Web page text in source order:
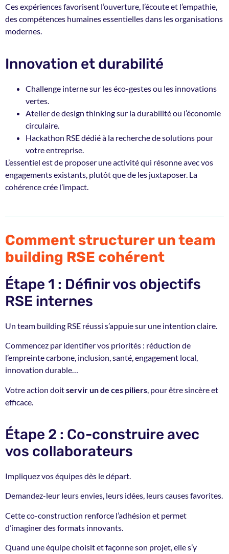
Ces expériences favorisent l’ouverture, l’écoute et l’empathie,
des compétences humaines essentielles dans les organisations
modernes.
Innovation et durabilité
Challenge interne sur les éco-gestes ou les innovations
vertes.
Atelier de design thinking sur la durabilité ou l’économie
circulaire.
Hackathon RSE dédié à la recherche de solutions pour
votre entreprise.
L’essentiel est de proposer une activité qui résonne avec vos
engagements existants , plutôt que de les juxtaposer. La
cohérence crée l’impact.
Comment structurer un team
building RSE cohérent
Étape 1 : Définir vos objectifs
RSE internes
Un team building RSE réussi s’appuie sur une intention claire.
Commencez par identifier vos priorités : réduction de
l’empreinte carbone, inclusion, santé, engagement local,
innovation durable…
Votre action doitservir un de ces piliers , pour être sincère et
efficace.
Étape 2 : Co-construire avec
vos collaborateurs
Impliquez vos équipes dès le départ.
Demandez-leur leurs envies, leurs idées, leurs causes favorites.
Cette co-construction renforce l’adhésion et permet
d’imaginer des formats innovants.
Quand une équipe choisit et façonne son projet, elle s’y